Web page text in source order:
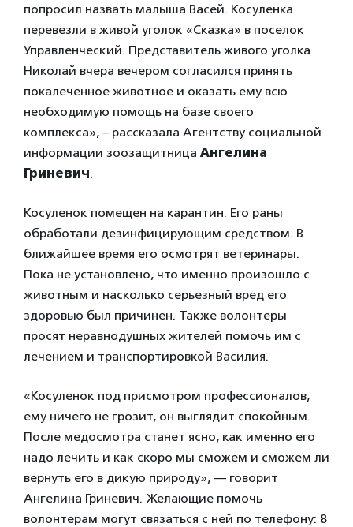
попросил назвать малыша Васей. Косуленка
перевезли в живой уголок «Сказка» в поселок
Управленческий. Представитель живого уголка
Николай вчера вечером согласился принять
покалеченное животное и оказать ему всю
необходимую помощь на базе своего
комплекса», – рассказала Агентству социальной
информации зоозащитница Ангелина
Гриневич.
Косуленок помещен на карантин. Его раны
обработали дезинфицирующим средством. В
ближайшее время его осмотрят ветеринары.
Пока не установлено, что именно произошло с
животным и насколько серьезный вред его
здоровью был причинен. Также волонтеры
просят неравнодушных жителей помочь им с
лечением и транспортировкой Василия.
«Косуленок под присмотром профессионалов,
ему ничего не грозит, он выглядит спокойным.
После медосмотра станет ясно, как именно его
надо лечить и как скоро мы сможем и сможем ли
вернуть его в дикую природу», — говорит
Ангелина Гриневич. Желающие помочь
волонтерам могут связаться с ней по телефону: 8